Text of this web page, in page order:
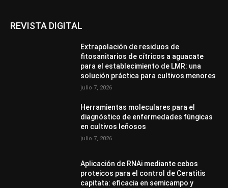
REVISTA DIGITAL
Extrapolación de residuos de
fitosanitarios de cítricos a aguacate
para el establecimiento de LMR: una
solución práctica para cultivos menores
julio 7, 2026
Herramientas moleculares para el
diagnóstico de enfermedades fúngicas
en cultivos leñosos
julio 7, 2026
Aplicación de RNAi mediante cebos
proteicos para el control de Ceratitis
capitata: eficacia en semicampo y